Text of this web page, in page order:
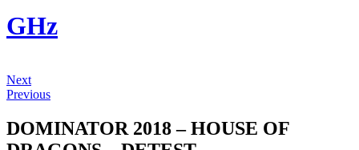
GHz
Next
Previous
DOMINATOR 2018 – HOUSE OF